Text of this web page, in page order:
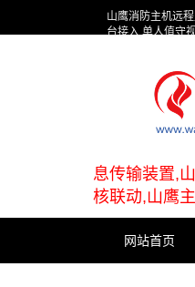
山鹰消防主机远
台接入,单人值守
息传输装置,
核联动,山鹰
网站首页